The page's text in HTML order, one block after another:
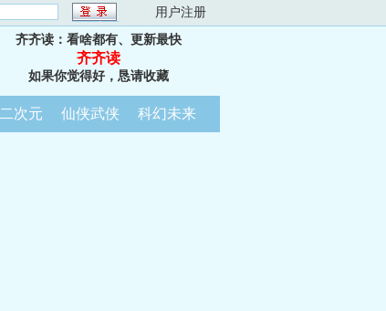
用户注册
齐齐读：看啥都有、更新最快
齐齐读
如果你觉得好，恳请收藏
二次元 仙侠武侠 科幻未来